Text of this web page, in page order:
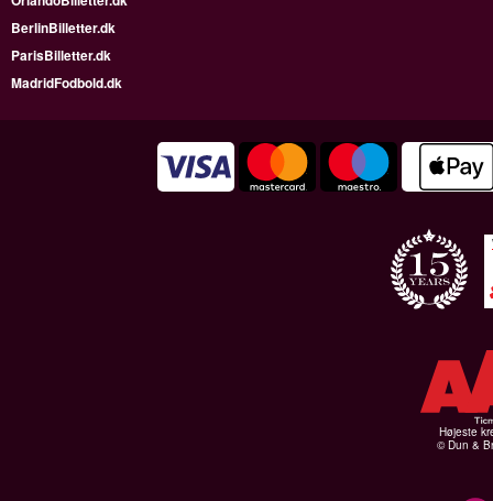
BerlinBilletter.dk
ParisBilletter.dk
MadridFodbold.dk
Højeste
© Dun &